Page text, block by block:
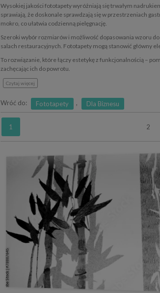
Wysokiej jakości fototapety wyróżniają się trwałym
sprawiają, że doskonale sprawdzają się w przestrzeniach
mokro, co ułatwia codzienną pielęgnację.
Szeroki wybór rozmiarów i możliwość dopasowania wzoru
salach restauracyjnych. Fototapety mogą stanowić główny
To rozwiązanie, które łączy estetykę z funkcjonalnością –
zachęcając ich do powrotu.
Czytaj więcej
Wróć do: Fototapety , Dla Biznesu
1 2